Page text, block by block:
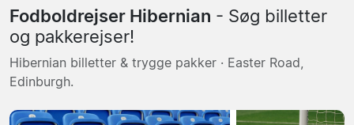
Rejsebureauer
Fodboldrejser Hibernian - Søg billetter
og pakkerejser!
Hibernian billetter & trygge pakker · Easter Road,
Edinburgh.